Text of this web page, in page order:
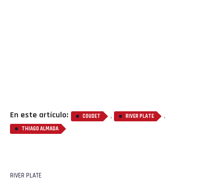
En este artículo: COUDET , RIVER PLATE ,
THIAGO ALMADA
RIVER PLATE